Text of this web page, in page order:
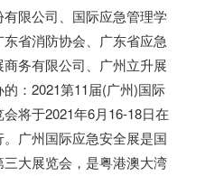
限公司、国际应急管理学
省消防协会、广东省应急
务有限公司、广州立升展
：2021第11届(广州)国际
将于2021年6月16-18日在
广州国际应急安全展是国
大展览会，是粤港澳大湾